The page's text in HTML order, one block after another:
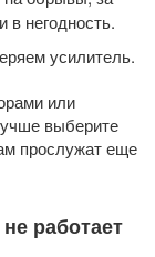
в негодность.
усилитель.
или
выберите
прослужат еще
работает